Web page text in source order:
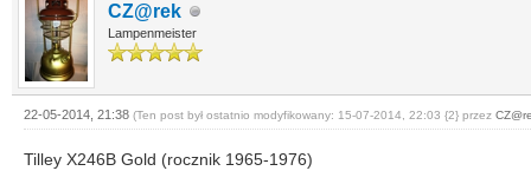
CZ@rek
Lampenmeister
22-05-2014, 21:38 (Ten post był ostatnio modyfikowany: 15-07-2014, 22:03 {2} przez
Tilley X246B Gold (rocznik 1965-1976)